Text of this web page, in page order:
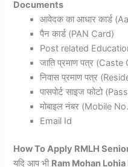
Documents
आवेदक का आधार कार्ड
पैन कार्ड (PAN Card)
Post related
जाति प्रमाण पत्र
निवास प्रमाण पत्र
पासपोर्ट साइज फोटो
मोबाइल नंबर (Mobile
Email Id
How To Apply RMLH
यदि आप भी Ram Mohan